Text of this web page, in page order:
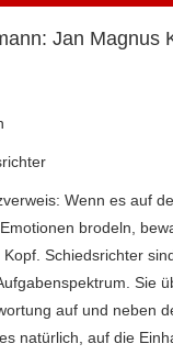
Jan Magnus
Wenn es auf
brodeln,
Schiedsrichter
Sie
auf und neben
natürlich, auf die